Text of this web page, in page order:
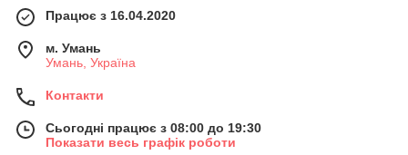
Працює з 16.04.2020
м. Умань
Умань, Україна
Контакти
Сьогодні працює з 08:00 до 19:30
Показати весь графік роботи